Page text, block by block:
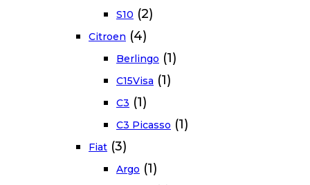
S10 (2)
Citroen (4)
Berlingo (1)
C15Visa (1)
C3 (1)
C3 Picasso (1)
Fiat (3)
Argo (1)